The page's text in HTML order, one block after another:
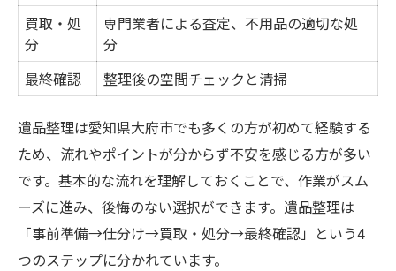
買取・処
分
専門業者による査定、不用品の適切な処
分
最終確認
整理後の空間チェックと清掃
遺品整理は愛知県大府市でも多くの方が初めて経験する
ため、流れやポイントが分からず不安を感じる方が多い
です。基本的な流れを理解しておくことで、作業がスム
ーズに進み、後悔のない選択ができます。遺品整理は
「事前準備→仕分け→買取・処分→最終確認」という4
つのステップに分かれています。